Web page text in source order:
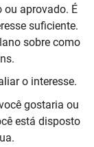
aprovado. É
suficiente.
sobre como
o interesse.
gostaria ou
está disposto